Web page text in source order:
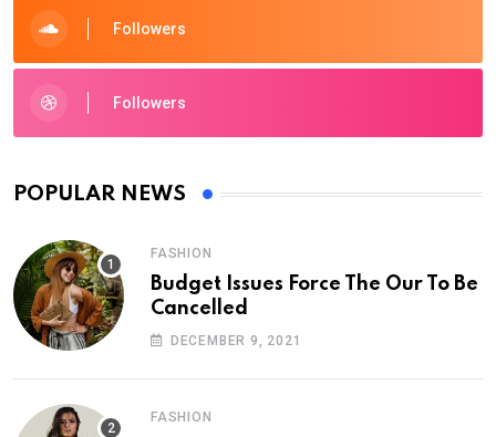
Followers
Followers
POPULAR NEWS
FASHION
Budget Issues Force The Our To Be
Cancelled
DECEMBER 9, 2021
FASHION